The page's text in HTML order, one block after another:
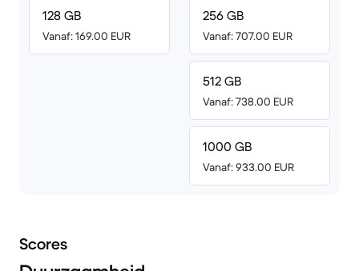
128 GB
Vanaf: 169.00 EUR
256 GB
Vanaf: 707.00 EUR
512 GB
Vanaf: 738.00 EUR
1000 GB
Vanaf: 933.00 EUR
Scores